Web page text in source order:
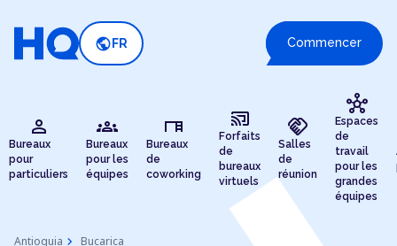
public FR Commencer
person
Bureaux
pour
particuliers
groups
Bureaux
pour les
équipes
desk
Bureaux
de
coworking
cast_connected
Forfaits
de
bureaux
virtuels
handshake
Salles
de
réunion
hub
Espaces
de
travail
pour les
grandes
équipes
Antioquia chevron_right Bucarica